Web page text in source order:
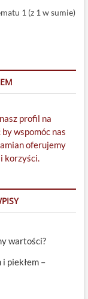
1 (z 1 w sumie)
profil na
wspomóc nas
oferujemy
korzyści.
wartości?
piekłem –